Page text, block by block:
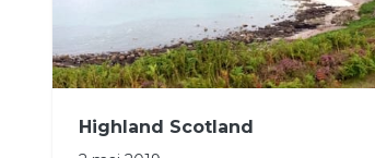
Highland Scotland